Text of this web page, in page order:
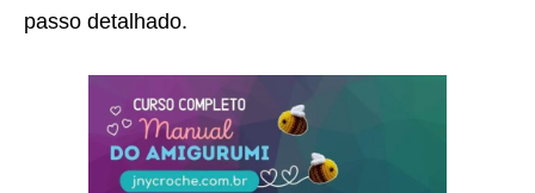
passo detalhado.